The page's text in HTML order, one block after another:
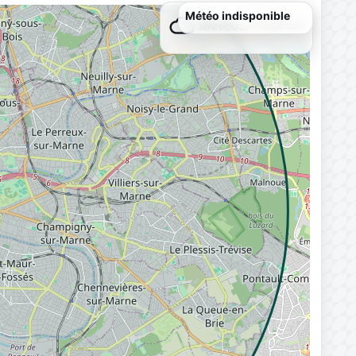
Météo…Chargement
Météo indisponible